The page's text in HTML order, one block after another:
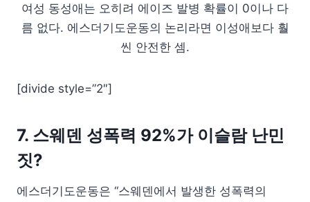
여성 동성애는 오히려 에이즈 발병 확률이 0이나 다
름 없다. 에스더기도운동의 논리라면 이성애보다 훨
씬 안전한 셈.
[divide style=”2″]
7. 스웨덴 성폭력 92%가 이슬람 난민
짓?
에스더기도운동은 “스웨덴에서 발생한 성폭력의